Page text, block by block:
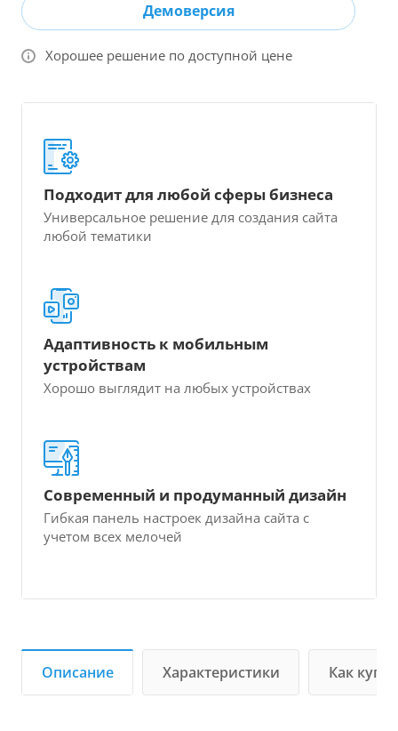
Демоверсия
Хорошее решение по доступной цене
Подходит для любой сферы бизнеса
Универсальное решение для создания сайта
любой тематики
Адаптивность к мобильным
устройствам
Хорошо выглядит на любых устройствах
Современный и продуманный дизайн
Гибкая панель настроек дизайна сайта с
учетом всех мелочей
Описание Характеристики Как